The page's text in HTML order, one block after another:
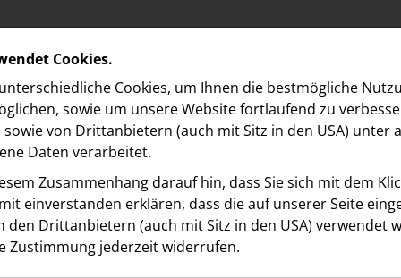
Cookies.
Cookies, um Ihnen die best­mögliche
sowie um unsere Website fortlaufend zu
von Drittanbietern (auch mit Sitz in den USA) unter
Daten verarbeitet.
Zusammenhang darauf hin, dass Sie sich mit dem
ein­ver­standen erklären, dass die auf unserer Seite
den Drittanbietern (auch mit Sitz in den USA) verwendet
Zustimmung jederzeit widerrufen.